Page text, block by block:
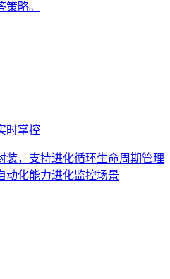
略。
时掌控
装，支持进化循环生命周期管理
动化能力进化监控场景